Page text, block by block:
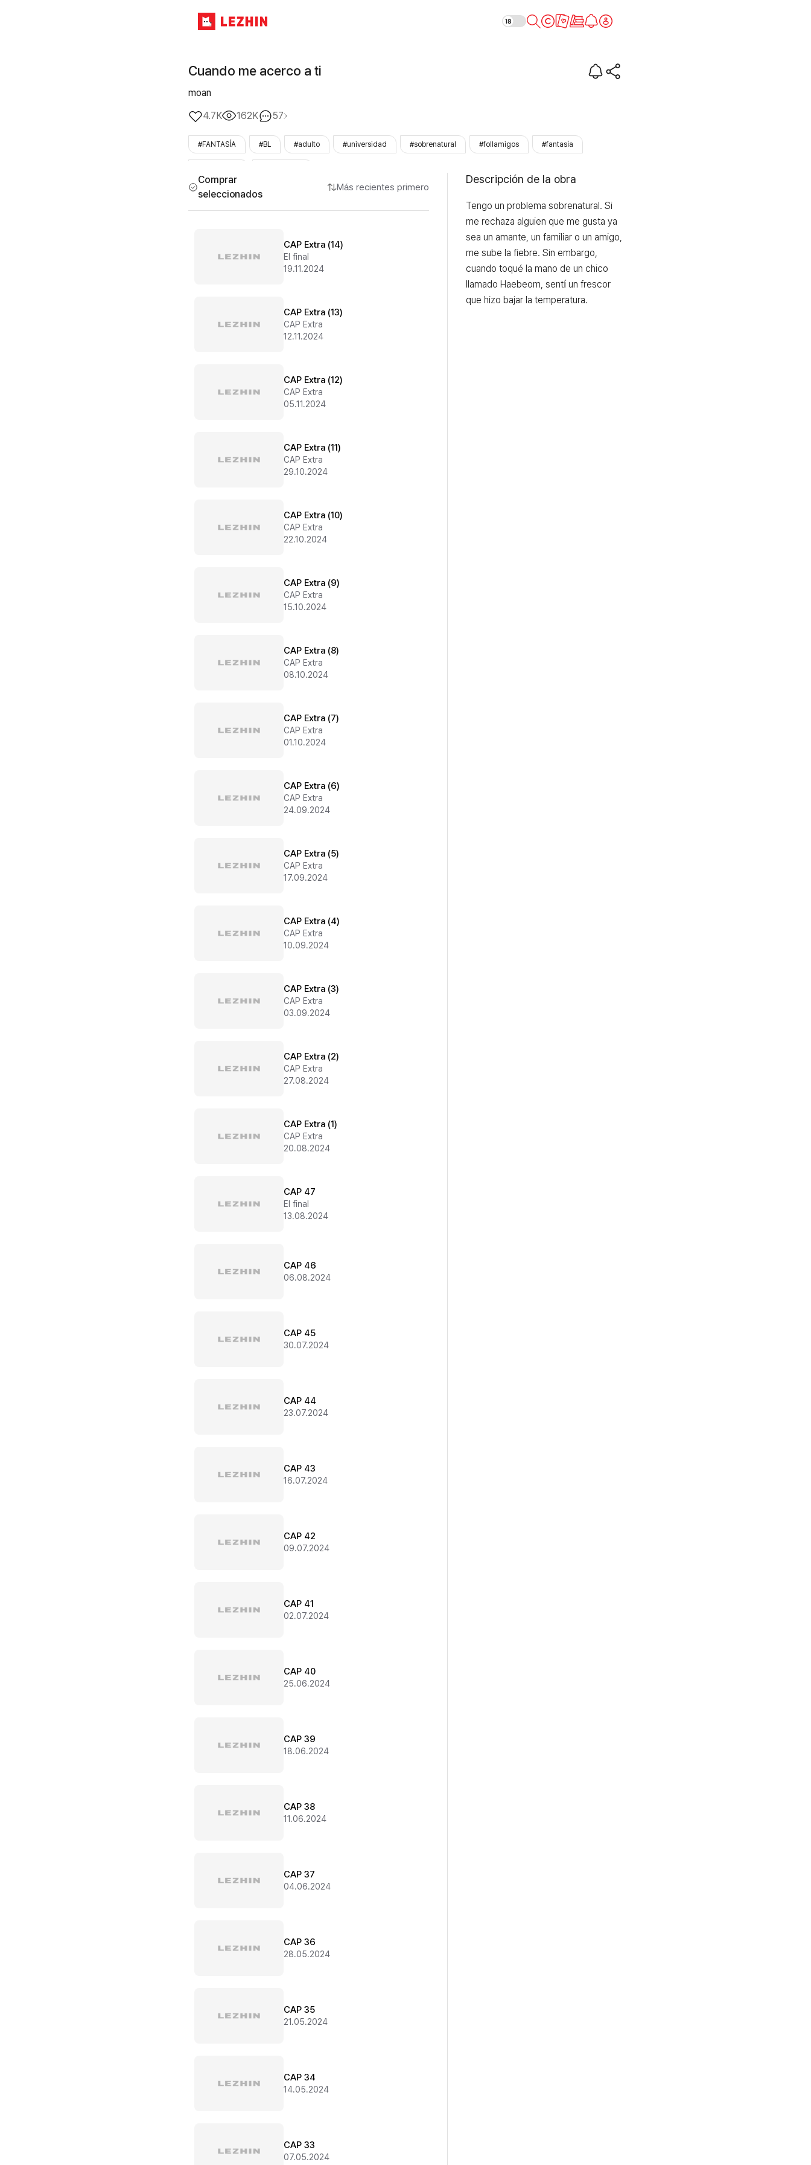
Cuando me acerco a ti
Cuando me acerco a ti
moan
4.7K
162K 57
#FANTASÍA #BL #adulto #universidad #sobrenatural #follamigos #fantasía
Comprar
seleccionados
Más recientes primero
CAP Extra (14)
El final
19.11.2024
CAP Extra (13)
CAP Extra
12.11.2024
CAP Extra (12)
CAP Extra
05.11.2024
CAP Extra (11)
CAP Extra
29.10.2024
CAP Extra (10)
CAP Extra
22.10.2024
CAP Extra (9)
CAP Extra
15.10.2024
CAP Extra (8)
CAP Extra
08.10.2024
CAP Extra (7)
CAP Extra
01.10.2024
CAP Extra (6)
CAP Extra
24.09.2024
CAP Extra (5)
CAP Extra
17.09.2024
CAP Extra (4)
CAP Extra
10.09.2024
CAP Extra (3)
CAP Extra
03.09.2024
CAP Extra (2)
CAP Extra
27.08.2024
CAP Extra (1)
CAP Extra
20.08.2024
CAP 47
El final
13.08.2024
CAP 46
06.08.2024
CAP 45
30.07.2024
CAP 44
23.07.2024
CAP 43
16.07.2024
CAP 42
09.07.2024
CAP 41
02.07.2024
CAP 40
25.06.2024
CAP 39
18.06.2024
CAP 38
11.06.2024
CAP 37
04.06.2024
CAP 36
28.05.2024
CAP 35
21.05.2024
CAP 34
14.05.2024
CAP 33
07.05.2024
Descripción de la obra
Tengo un problema sobrenatural. Si
me rechaza alguien que me gusta ya
sea un amante, un familiar o un amigo,
me sube la fiebre. Sin embargo,
cuando toqué la mano de un chico
llamado Haebeom, sentí un frescor
que hizo bajar la temperatura.